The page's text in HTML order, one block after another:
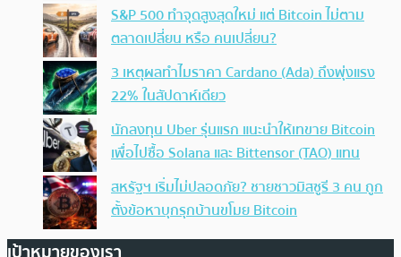
S&P 500 ทำจุดสูงสุดใหม่ แต่ Bitcoin ไม่ตาม
ตลาดเปลี่ยน หรือ คนเปลี่ยน?
3 เหตุผลทำไมราคา Cardano (Ada) ถึงพุ่งแรง
22% ในสัปดาห์เดียว
นักลงทุน Uber รุ่นแรก แนะนำให้เทขาย Bitcoin
เพื่อไปซื้อ Solana และ Bittensor (TAO) แทน
สหรัฐฯ เริ่มไม่ปลอดภัย? ชายชาวมิสซูรี 3 คน ถูก
ตั้งข้อหาบุกรุกบ้านขโมย Bitcoin